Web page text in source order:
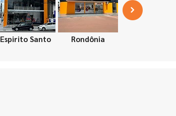
Espirito Santo Rondônia